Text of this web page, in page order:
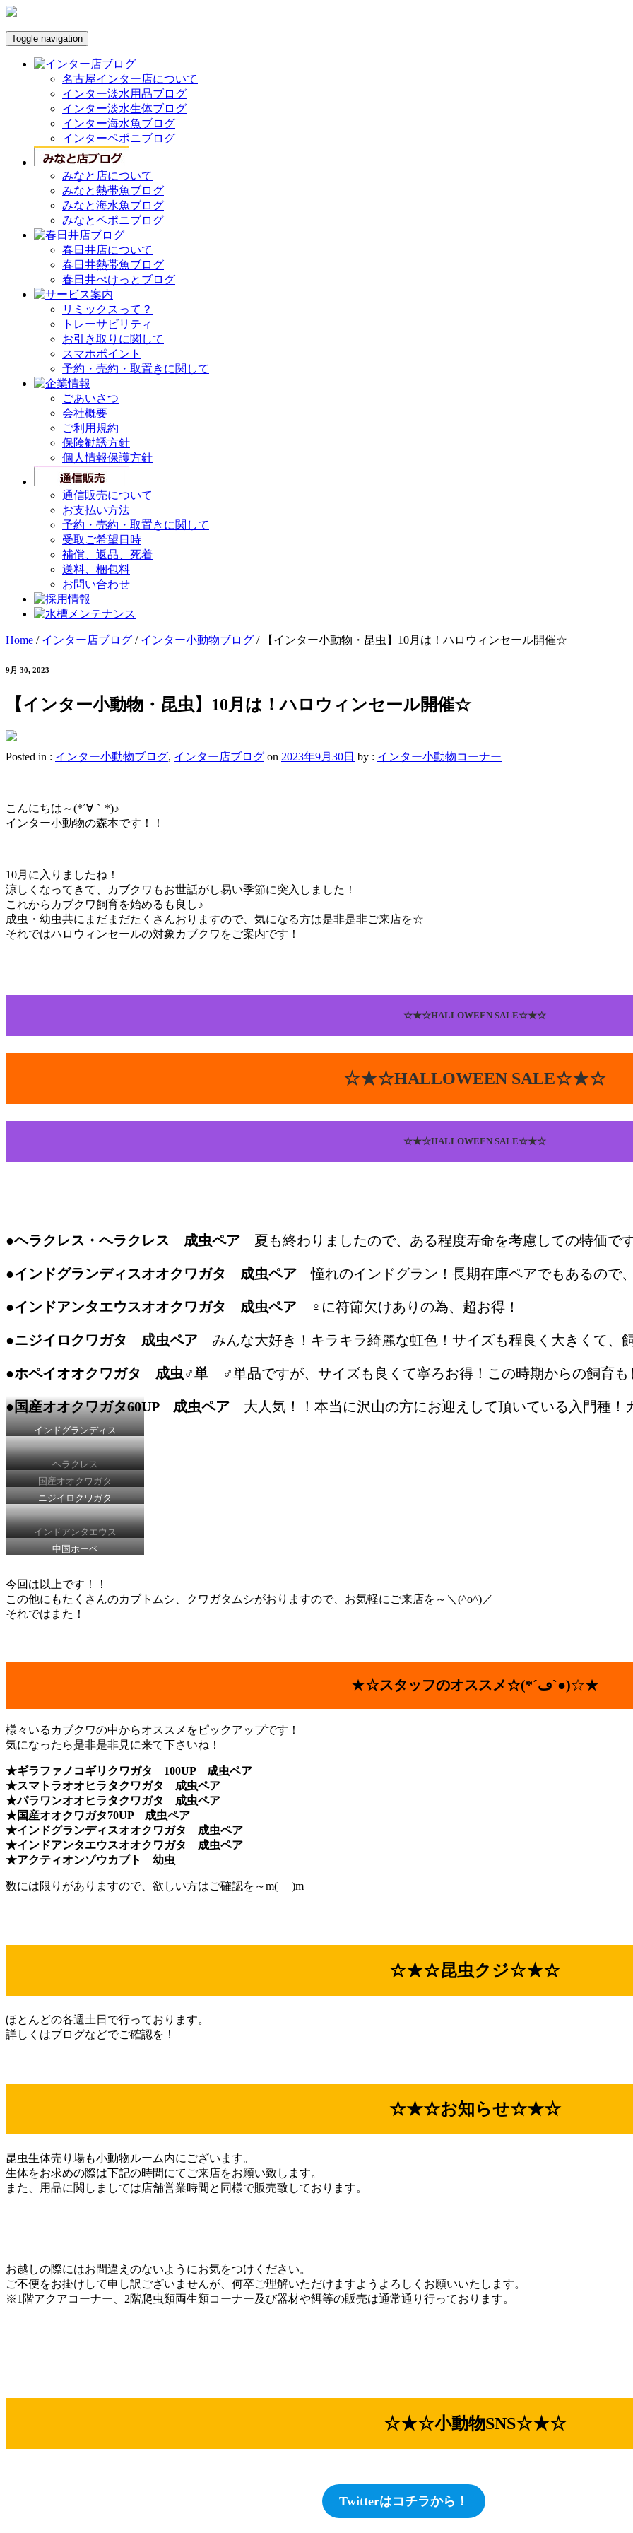
Toggle navigation
名古屋インター店について
インター淡水用品ブログ
インター淡水生体ブログ
インター海水魚ブログ
インターペポニブログ
みなと店について
みなと熱帯魚ブログ
みなと海水魚ブログ
みなとペポニブログ
春日井店について
春日井熱帯魚ブログ
春日井ぺけっとブログ
リミックスって？
トレーサビリティ
お引き取りに関して
スマホポイント
予約・売約・取置きに関して
ごあいさつ
会社概要
ご利用規約
保険勧誘方針
個人情報保護方針
通信販売について
お支払い方法
予約・売約・取置きに関して
受取ご希望日時
補償、返品、死着
送料、梱包料
お問い合わせ
Home / インター店ブログ / インター小動物ブログ / 【インター小動物・昆虫】10月は！ハロウィンセール開催☆
9月 30, 2023
【インター小動物・昆虫】10月は！ハロウィンセール開催☆
Posted in : インター小動物ブログ, インター店ブログ on 2023年9月30日 by : インター小動物コーナー
こんにちは～(*´∀｀*)♪
インター小動物の森本です！！
10月に入りましたね！
涼しくなってきて、カブクワもお世話がし易い季節に突入しました！
これからカブクワ飼育を始めるも良し♪
成虫・幼虫共にまだまだたくさんおりますので、気になる方は是非是非ご来店を☆
それではハロウィンセールの対象カブクワをご案内です！
☆★☆HALLOWEEN SALE☆★☆
☆★☆HALLOWEEN SALE☆★☆
☆★☆HALLOWEEN SALE☆★☆
●ヘラクレス・ヘラクレス 成虫ペア 夏も終わりましたので、ある程度寿命を考慮しての特価で
●インドグランディスオオクワガタ 成虫ペア 憧れのインドグラン！長期在庫ペアでもあるので
●インドアンタエウスオオクワガタ 成虫ペア ♀に符節欠けありの為、超お得！
●ニジイロクワガタ 成虫ペア みんな大好き！キラキラ綺麗な虹色！サイズも程良く大きくて、
●ホペイオオクワガタ 成虫♂単 ♂単品ですが、サイズも良くて寧ろお得！この時期からの飼育も
●国産オオクワガタ60UP 成虫ペア 大人気！！本当に沢山の方にお迎えして頂いている入門種！
インドグランディス
ヘラクレス
国産オオクワガタ
ニジイロクワガタ
インドアンタエウス
中国ホーペ
今回は以上です！！
この他にもたくさんのカブトムシ、クワガタムシがおりますので、お気軽にご来店を～＼(^o^)／
それではまた！
★ ☆スタッフのオススメ☆(*´ڡ`●)☆★
様々いるカブクワの中からオススメをピックアップです！
気になったら是非是非見に来て下さいね！
★ギラファノコギリクワガタ 100UP 成虫ペア
★スマトラオオヒラタクワガタ 成虫ペア
★パラワンオオヒラタクワガタ 成虫ペア
★国産オオクワガタ70UP 成虫ペア
★インドグランディスオオクワガタ 成虫ペア
★インドアンタエウスオオクワガタ 成虫ペア
★アクティオンゾウカブト 幼虫
数には限りがありますので、欲しい方はご確認を～m(_ _)m
☆★☆昆虫クジ☆★☆
ほとんどの各週土日で行っております。
詳しくはブログなどでご確認を！
☆★☆お知らせ☆★☆
昆虫生体売り場も小動物ルーム内にございます。
生体をお求めの際は下記の時間にてご来店をお願い致します。
また、用品に関しましては店舗営業時間と同様で販売致しております。
お越しの際にはお間違えのないようにお気をつけください。
ご不便をお掛けして申し訳ございませんが、何卒ご理解いただけますようよろしくお願いいたします。
※1階アクアコーナー、2階爬虫類両生類コーナー及び器材や餌等の販売は通常通り行っております。
☆★☆小動物SNS☆★☆
Twitterはコチラから！